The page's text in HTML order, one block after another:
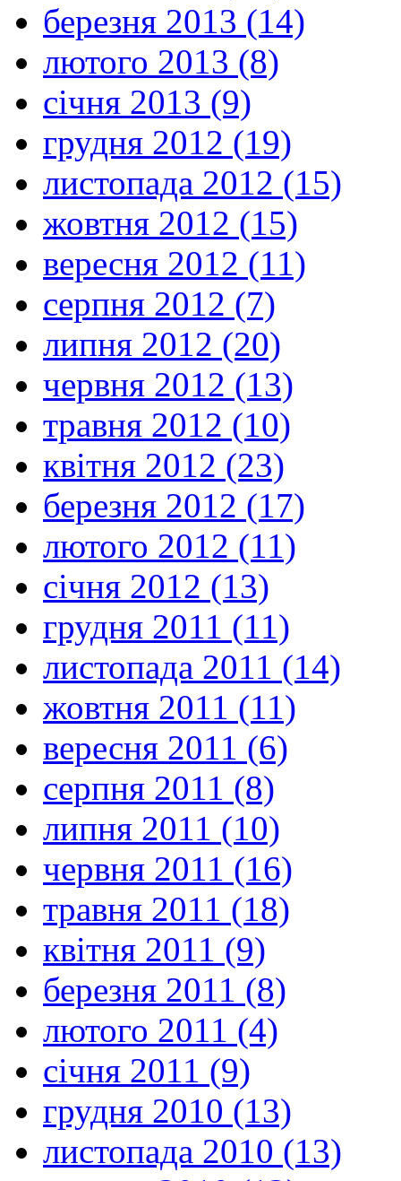
березня 2013 (14)
лютого 2013 (8)
січня 2013 (9)
грудня 2012 (19)
листопада 2012 (15)
жовтня 2012 (15)
вересня 2012 (11)
серпня 2012 (7)
липня 2012 (20)
червня 2012 (13)
травня 2012 (10)
квітня 2012 (23)
березня 2012 (17)
лютого 2012 (11)
січня 2012 (13)
грудня 2011 (11)
листопада 2011 (14)
жовтня 2011 (11)
вересня 2011 (6)
серпня 2011 (8)
липня 2011 (10)
червня 2011 (16)
травня 2011 (18)
квітня 2011 (9)
березня 2011 (8)
лютого 2011 (4)
січня 2011 (9)
грудня 2010 (13)
листопада 2010 (13)